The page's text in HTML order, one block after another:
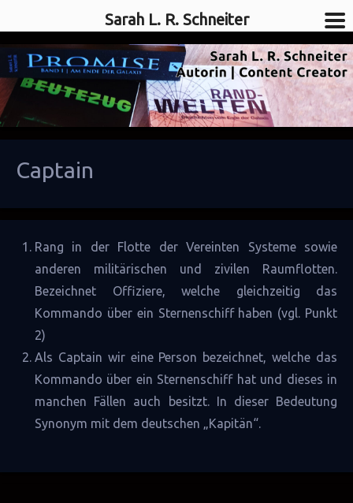
Sarah L. R. Schneiter
Captain
Rang in der Flotte derVereinten Systemesowie
anderen militärischen und zivilen Raumflotten.
Bezeichnet Offiziere, welche gleichzeitig das
Kommando über ein Sternenschiffhaben (vgl. Punkt
2)
Als Captain wir eine Person bezeichnet, welche das
Kommando über ein Sternenschiffhat und dieses in
manchen Fällen auch besitzt. In dieser Bedeutung
Synonym mit dem deutschen „Kapitän“.
Sarah L. R. Schneiter